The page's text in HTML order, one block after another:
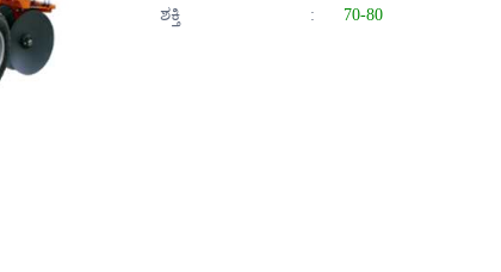
ಶಕ್ತಿ
: 70-80